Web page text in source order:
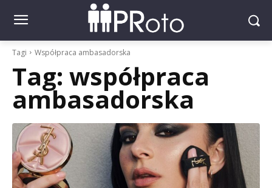
Tagi Współpraca ambasadorska
Tag: współpraca
ambasadorska